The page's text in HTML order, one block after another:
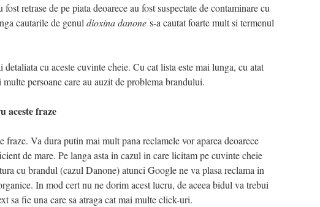
retrase de pe piata deoarece au fost suspectate de contaminare cu
cautarile de genul dioxina danone s-a cautat foarte mult si termenul
detaliata cu aceste cuvinte cheie. Cu cat lista este mai lunga, cu atat
persoane care au auzit de problema brandului.
aceste fraze
fraze. Va dura putin mai mult pana reclamele vor aparea deoarece
de mare. Pe langa asta in cazul in care licitam pe cuvinte cheie
cu brandul (cazul Danone) atunci Google ne va plasa reclama in
In mod cert nu ne dorim acest lucru, de aceea bidul va trebui
sa fie una care sa atraga cat mai multe click-uri.